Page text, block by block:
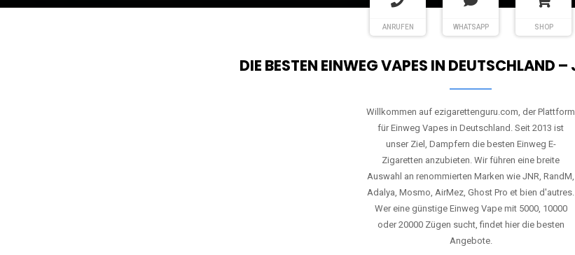
ANRUFEN WHATSAPP SHOP
DIE BESTEN EINWEG VAPES IN DEUTSCHLAND –
Willkommen auf ezigarettenguru.com, der Plattform
für Einweg Vapes in Deutschland. Seit 2013 ist
unser Ziel, Dampfern die besten Einweg E-
Zigaretten anzubieten. Wir führen eine breite
Auswahl an renommierten Marken wie JNR, RandM,
Adalya, Mosmo, AirMez, Ghost Pro et bien d'autres.
Wer eine günstige Einweg Vape mit 5000, 10000
oder 20000 Zügen sucht, findet hier die besten
Angebote.